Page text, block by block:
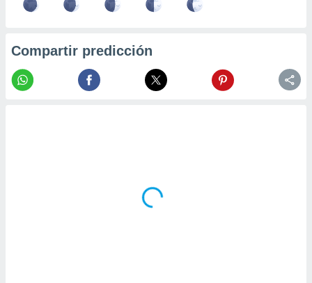
Compartir predicción